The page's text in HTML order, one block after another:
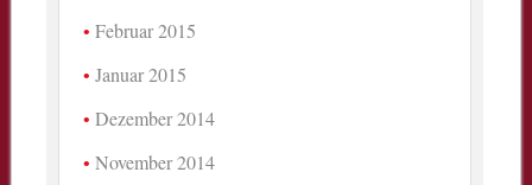
Februar 2015
Januar 2015
Dezember 2014
November 2014